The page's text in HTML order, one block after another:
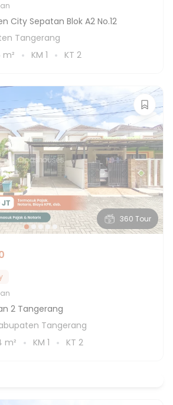
City Sepatan Blok A2 No.12
Tangerang
m² KM 1 KT 2
360 Tour
2 Tangerang
Tangerang
m² KM 1 KT 2